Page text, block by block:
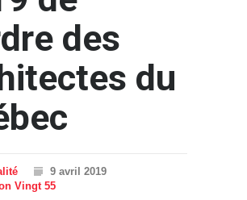
des
du
9 avril 2019
Vingt 55